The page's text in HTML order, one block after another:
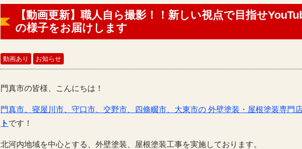
【動画更新】職人自ら撮影！！新しい視点で目指せ
の様子をお届けします
動画あり お知らせ
門真市の皆様、こんにちは！
門真市、寝屋川市、守口市、交野市、四條畷市、大東市の 外壁塗装・屋根塗装専門
ト です！
北河内地域を中心とする、外壁塗装、屋根塗装工事を実施しております。